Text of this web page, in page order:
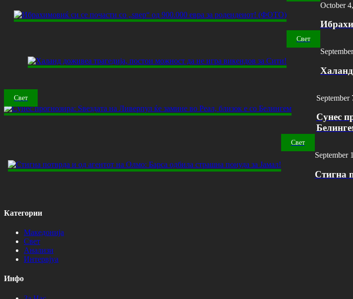
October
Свет
Халанд
Свет September
Сунес
Свет
September
Стигна
Категории
Македонија
Свет
Анализи
Интервјуа
Инфо